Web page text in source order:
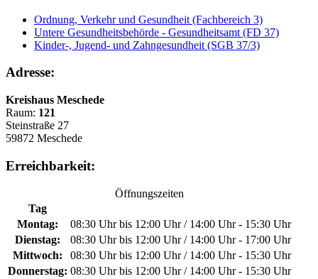
Ordnung, Verkehr und Gesundheit (Fachbereich 3)
Untere Gesundheitsbehörde - Gesundheitsamt (FD 37)
Kinder-, Jugend- und Zahngesundheit (SGB 37/3)
Adresse:
Kreishaus Meschede
Raum: 121
Steinstraße 27
59872 Meschede
Erreichbarkeit:
Öffnungszeiten
Tag
Montag:
08:30 Uhr bis 12:00 Uhr / 14:00 Uhr - 15:30 Uhr
Dienstag:
08:30 Uhr bis 12:00 Uhr / 14:00 Uhr - 17:00 Uhr
Mittwoch:
08:30 Uhr bis 12:00 Uhr / 14:00 Uhr - 15:30 Uhr
Donnerstag: 08:30 Uhr bis 12:00 Uhr / 14:00 Uhr - 15:30 Uhr